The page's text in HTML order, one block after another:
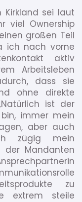
Kirkland sei laut
viel Ownership
großen Teil
ich nach vorne
aktiv
Arbeitsleben
dass sie
ohne direkte
ist der
immer mein
aber auch
zügig mein
der Mandanten
zu
extrem steile